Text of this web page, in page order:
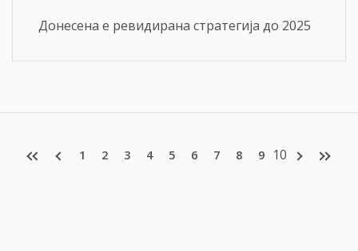
Донесена е ревидирана стратегија до 2025
1 2 3 4 5 6 7 8 9 10